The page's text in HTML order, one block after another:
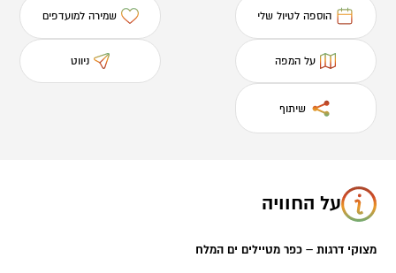
הוספה לטיול שלי שמירה למועדפים
על המפה ניווט
שיתוף
על החוויה
מצוקי דרגות – כפר מטיילים ים המלח